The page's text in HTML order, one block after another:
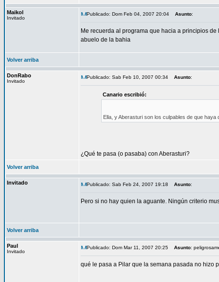
Maikol
Invitado
Publicado: Dom Feb 04, 2007 20:04 Asunto:
Me recuerda al programa que hacia a principios
abuelo de la bahia
Volver arriba
DonRabo
Invitado
Publicado: Sab Feb 10, 2007 00:34 Asunto:
Canario escribió:
Ella, y Aberasturi son los culpables de que haya
¿Qué te pasa (o pasaba) con Aberasturi?
Volver arriba
Invitado Publicado: Sab Feb 24, 2007 19:18 Asunto:
Pero si no hay quien la aguante. Ningún criterio
Volver arriba
Paul
Invitado
Publicado: Dom Mar 11, 2007 20:25 Asunto:
qué le pasa a Pilar que la semana pasada no hizo